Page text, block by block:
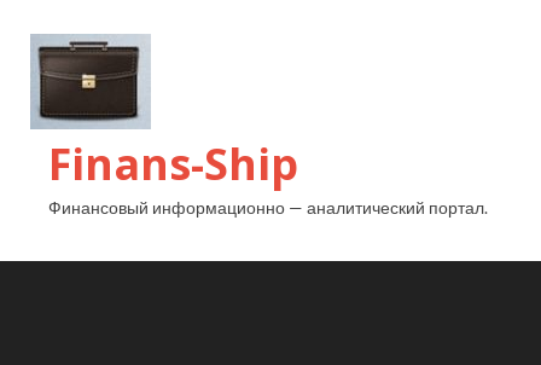
Finans-Ship
Финансовый информационно — аналитический портал.